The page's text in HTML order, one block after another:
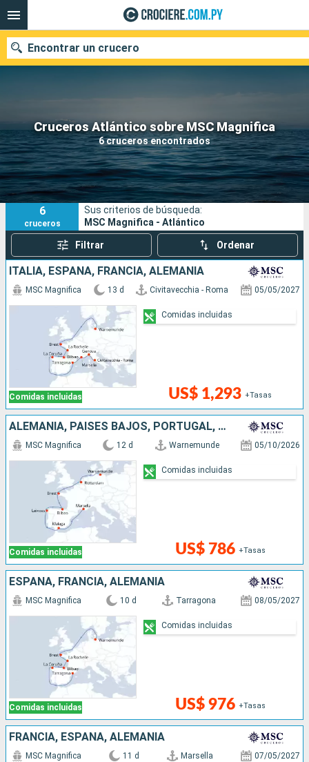
Cruceros Atlántico sobre MSC Magnifica
6 cruceros encontrados
Encontrar un crucero
Nuestros destinos
Fecha de salida
Puertos Compañías
Buscar
6
cruceros
Sus criterios de búsqueda:
MSC Magnifica - Atlántico
Filtrar Ordenar
ITALIA, ESPAÑA, FRANCIA, ALEMANIA
Comidas incluidas
MSC Magnifica 13 d Civitavecchia - Roma 05/05/2027
US$ 1,293 +Tasas
Comidas incluidas
ALEMANIA, PAISES BAJOS, PORTUGAL, ESPAÑA, FRANCIA
Comidas incluidas
MSC Magnifica 12 d Warnemunde 05/10/2026
US$ 786 +Tasas
Comidas incluidas
ESPAÑA, FRANCIA, ALEMANIA
Comidas incluidas
MSC Magnifica 10 d Tarragona 08/05/2027
US$ 976 +Tasas
Comidas incluidas
FRANCIA, ESPAÑA, ALEMANIA
MSC Magnifica 11 d Marsella 07/05/2027